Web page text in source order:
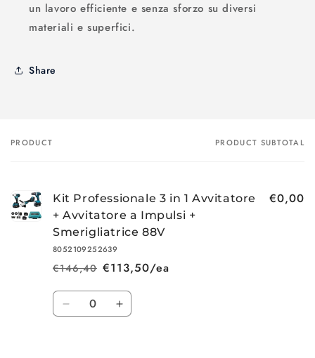
un lavoro efficiente e senza sforzo su diversi
materiali e superfici.
Share
Your
PRODUCT PRODUCT SUBTOTAL
Kit Professionale 3 in 1 Avvitatore
+ Avvitatore a Impulsi +
Smerigliatrice 88V
8052109252639
Regular
price
€146,40
Sale
price
€113,50/ea
€0,00
Quantity
Decrease Increase